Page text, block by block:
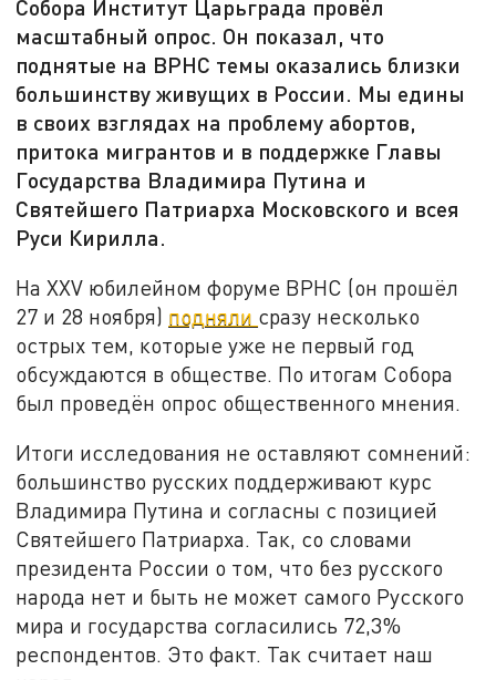
Собора Институт Царьграда провёл
масштабный опрос. Он показал, что
поднятые на ВРНС темы оказались близки
большинству живущих в России. Мы едины
в своих взглядах на проблему абортов,
притока мигрантов и в поддержке Главы
Государства Владимира Путина и
Святейшего Патриарха Московского и всея
Руси Кирилла.
На XXV юбилейном форуме ВРНС (он прошёл
27 и 28 ноября) подняли сразу несколько
острых тем, которые уже не первый год
обсуждаются в обществе. По итогам Собора
был проведён опрос общественного мнения.
Итоги исследования не оставляют сомнений:
большинство русских поддерживают курс
Владимира Путина и согласны с позицией
Святейшего Патриарха. Так, со словами
президента России о том, что без русского
народа нет и быть не может самого Русского
мира и государства согласились 72,3%
респондентов. Это факт. Так считает наш